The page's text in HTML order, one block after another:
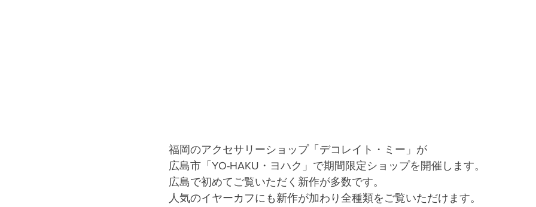
福岡のアクセサリーショップ「デコレイト・ミー」が
広島市「YO-HAKU・ヨハク」で期間限定ショップを開催します。
広島で初めてご覧いただく新作が多数です。
人気のイヤーカフにも新作が加わり全種類をご覧いただけます。